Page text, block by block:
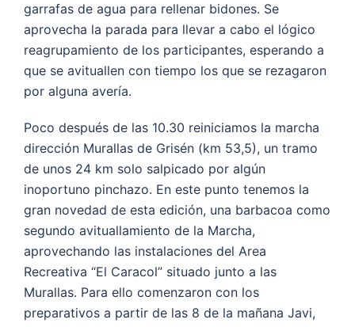
garrafas de agua para rellenar bidones. Se
aprovecha la parada para llevar a cabo el lógico
reagrupamiento de los participantes, esperando a
que se avituallen con tiempo los que se rezagaron
por alguna avería.
Poco después de las 10.30 reiniciamos la marcha
dirección Murallas de Grisén (km 53,5), un tramo
de unos 24 km solo salpicado por algún
inoportuno pinchazo. En este punto tenemos la
gran novedad de esta edición, una barbacoa como
segundo avituallamiento de la Marcha,
aprovechando las instalaciones del Area
Recreativa “El Caracol” situado junto a las
Murallas. Para ello comenzaron con los
preparativos a partir de las 8 de la mañana Javi,